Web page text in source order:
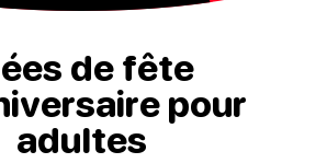
de fête
pour
adultes